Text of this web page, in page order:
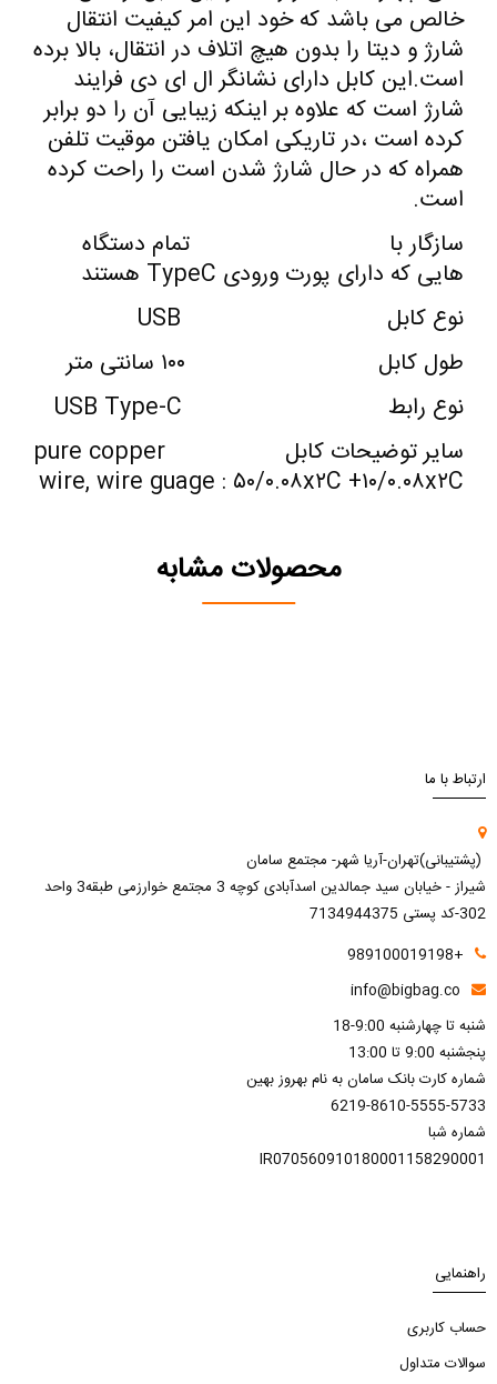
خالص می باشد که خود این امر کیفیت انتقال
شارژ و دیتا را بدون هیچ اتلاف در انتقال، بالا برده
است.این کابل دارای نشانگر ال ای دی فرایند
شارژ است که علاوه بر اینکه زیبایی آن را دو برابر
کرده است ،در تاریکی امکان یافتن موقیت تلفن
همراه که در حال شارژ شدن است را راحت کرده
است.
سازگار با تمام دستگاه
هایی که دارای پورت ورودی TypeC هستند
نوع کابل USB
طول کابل ۱۰۰ سانتی متر
نوع رابط USB Type-C
سایر توضیحات کابل pure copper
wire, wire guage : ۵۰/۰.۰۸x۲C +۱۰/۰.۰۸x۲C
محصولات مشابه
ارتباط با ما
(پشتیبانی)تهران-آریا شهر- مجتمع سامان
شیراز - خیابان سید جمالدین اسدآبادی کوچه 3 مجتمع خوارزمی طبقه3 واحد
302-کد پستی 7134944375
+989100019198
info@bigbag.co
شنبه تا چهارشنبه 9:00-18
پنجشنبه 9:00 تا 13:00
شماره کارت بانک سامان به نام بهروز بهین
6219-8610-5555-5733
شماره شبا
IR070560910180001158290001
راهنمایی
حساب کاربری
سوالات متداول